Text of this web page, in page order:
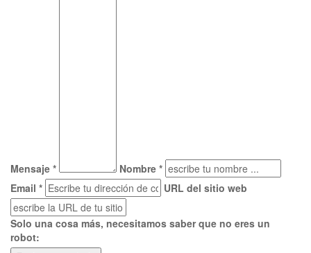
Mensaje *
Nombre *
Email *
URL del sitio web
Solo una cosa más, necesitamos saber que no eres un
robot: